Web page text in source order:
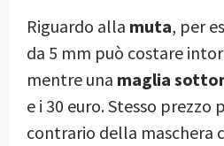
Riguardo alla muta, per
da 5 mm può costare
mentre una maglia
e i 30 euro. Stesso prezzo
contrario della maschera